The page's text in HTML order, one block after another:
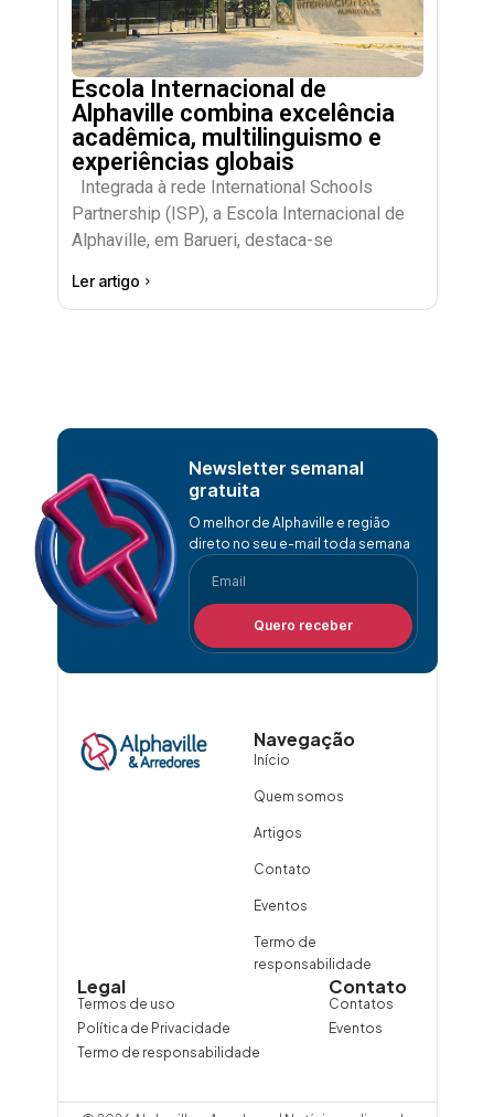
Escola Internacional de
Alphaville combina excelência
acadêmica, multilinguismo e
experiências globais
Integrada à rede International Schools
Partnership (ISP), a Escola Internacional de
Alphaville, em Barueri, destaca-se
Ler artigo
Newsletter semanal
gratuita
O melhor de Alphaville e região
direto no seu e-mail toda semana
Quero receber
Navegação
Início
Quem somos
Artigos
Contato
Eventos
Termo de
responsabilidade
Contato
Contatos
Eventos
Legal
Termos de uso
Política de Privacidade
Termo de responsabilidade